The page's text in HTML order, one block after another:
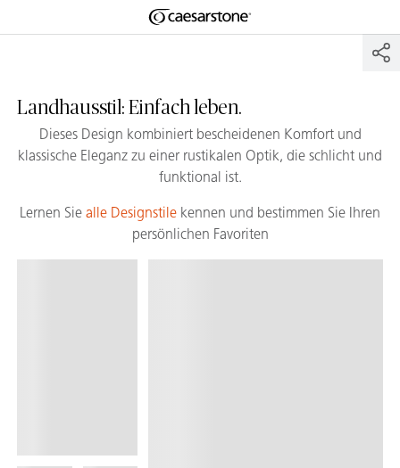
Shaped
The Pebbles
Collection
Landhausstil: Einfach leben.
Dieses Design kombiniert bescheidenen Komfort und
klassische Eleganz zu einer rustikalen Optik, die schlicht und
funktional ist.
Lernen Sie alle Designstile kennen und bestimmen Sie Ihren
persönlichen Favoriten